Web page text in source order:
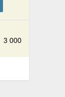
3 000